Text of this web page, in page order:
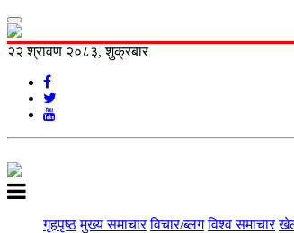
२२ श्रावण २०८३, शुक्रबार
गृहपृष्ठ मुख्य समाचार विचार/ब्लग विश्व समाचार